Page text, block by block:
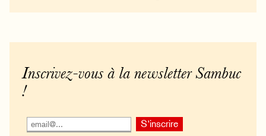
Inscrivez-vous à la newsletter Sambuc
!